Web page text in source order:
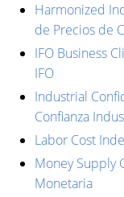
Harmonized
de Precios de
IFO Business
IFO
Industrial
Confianza
Labor Cost
Money Supply
Monetaria